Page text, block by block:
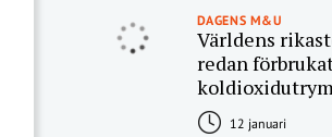
DAGENS M&U
Världens
redan
12 januari